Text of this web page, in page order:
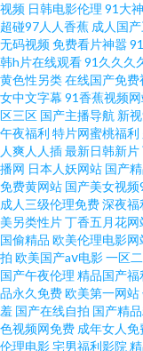
91AV免费 超碰中国老年
水一区二区 成人综合福
合网 三级三级久久三级
黄色 日韩一二片 欧美福
一页 三级小视频试看 免
女精品视频 精品国产九
网站 黄色91黄页网 www
午夜寂寞在线观看 欧美
视频 日韩电影伦理 91大
超碰97人人香蕉 成人国
无码视频免费看片神嚣
韩h片在线观看91久久久
黄色性另类在线国产免费
女中文字幕 91香蕉视频
区三区 国产主播导航 新
午夜福利 特片网蜜桃福利
人爽人人插最新日韩新片
播网 日本人妖网站 国产
免费黄网站 国产美女视频
成人三级伦理免费深夜福
美另类性片丁香五月花网
国偷精品 欧美伦理电影网
拍 欧美国产aⅴ电影一区
国产午夜伦理 精品国产福
品永久免费欧美第一网站
羞 国产在线自拍 国产精
色视频网免费 成年女人免
伦理电影宅男福利影院